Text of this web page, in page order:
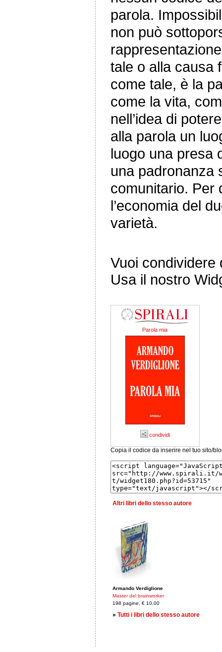
parola.
non può
tale o alla causa
come tale, è la
come la vita,
nell’idea di
alla parola un
luogo una presa
una padronanza
comunitario. Per
l’economia del
varietà.
Vuoi condividere
Usa il nostro
Parola mia
condividi
Copia il codice da inserire nel tuo sito/
Altri libri dello stesso autore
Armando Verdiglione
Master del brainworker
198 pagine, € 10,00
» Tutti i libri dello stesso autore